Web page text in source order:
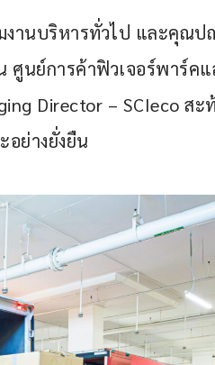
งานบริหารทั่วไป และคุณ
ศูนย์การค้าฟิวเจอร์พาร์คแ
Director – SCIeco สะ
อย่างยั่งยืน